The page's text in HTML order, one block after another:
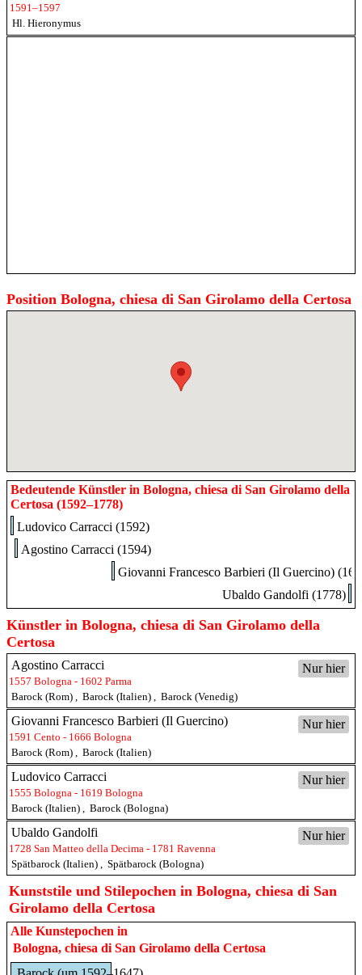
1591–1597
Hl. Hieronymus
Position Bologna, chiesa di San Girolamo della Certosa
Bedeutende Künstler in Bologna, chiesa di San Girolamo della
Certosa (1592–1778)
Ludovico Carracci (1592)
Agostino Carracci (1594)
Giovanni Francesco Barbieri (Il Guercino)
Ubaldo Gandolfi (1778)
Künstler in Bologna, chiesa di San Girolamo della
Certosa
Nur hier
Agostino Carracci
1557 Bologna - 1602 Parma
Barock (Rom)
Barock (Italien) Barock (Venedig)
Nur hier
Giovanni Francesco Barbieri (Il Guercino)
1591 Cento - 1666 Bologna
Barock (Rom)
Barock (Italien)
Nur hier
Ludovico Carracci
1555 Bologna - 1619 Bologna
Barock (Italien)
Barock (Bologna)
Nur hier
Ubaldo Gandolfi
1728 San Matteo della Decima - 1781 Ravenna
Spätbarock (Italien)
Spätbarock (Bologna)
Kunststile und Stilepochen in Bologna, chiesa di San
Girolamo della Certosa
Alle Kunstepochen in
Bologna, chiesa di San Girolamo della Certosa